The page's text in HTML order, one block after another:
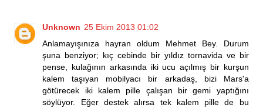
Unknown 25 Ekim 2013 01:02
Anlamayışınıza hayran oldum Mehmet Bey. Durum
şuna benziyor; kıç cebinde bir yıldız tornavida ve bir
pense, kulağının arkasında iki ucu açılmış bir kurşun
kalem taşıyan mobilyacı bir arkadaş, bizi Mars'a
götürecek iki kalem pille çalışan bir gemi yaptığını
söylüyor. Eğer destek alırsa tek kalem pille de bu